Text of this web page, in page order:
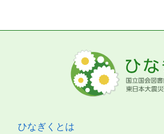
ひなぎくとは